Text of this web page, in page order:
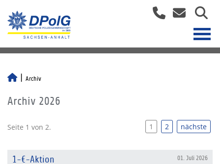
Archiv
Archiv 2026
Seite 1 von 2. 1 2 nächste
01. Juli 2026
1-€-Aktion